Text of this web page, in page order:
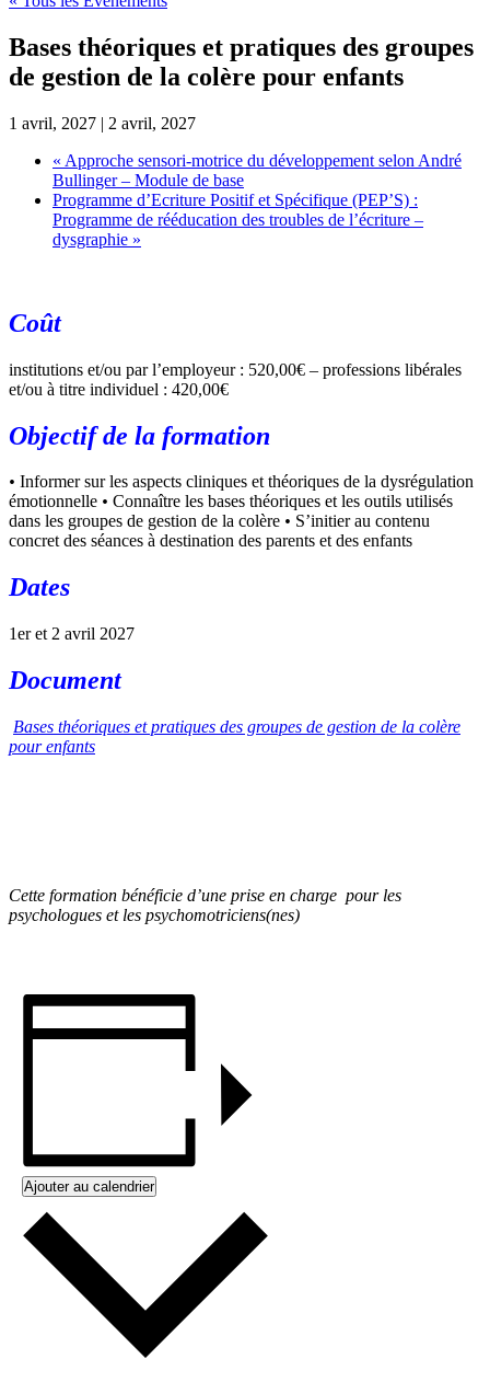
Bases théoriques et pratiques des groupes
de gestion de la colère pour enfants
1 avril, 2027 | 2 avril, 2027
« Approche sensori-motrice du développement selon André
Bullinger – Module de base
Programme d’Ecriture Positif et Spécifique (PEP’S) :
Programme de rééducation des troubles de l’écriture –
dysgraphie »
Coût
institutions et/ou par l’employeur : 520,00€ – professions libérales
et/ou à titre individuel : 420,00€
Objectif de la formation
• Informer sur les aspects cliniques et théoriques de la dysrégulation
émotionnelle • Connaître les bases théoriques et les outils utilisés
dans les groupes de gestion de la colère • S’initier au contenu
concret des séances à destination des parents et des enfants
Dates
1er et 2 avril 2027
Document
Bases théoriques et pratiques des groupes de gestion de la colère
pour enfants
Cette formation bénéficie d’une prise en charge pour les
psychologues et les psychomotriciens(nes)
Ajouter au calendrier